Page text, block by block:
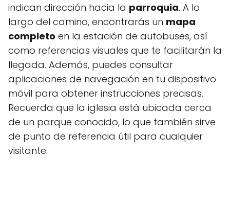
indican dirección hacia la parroquia. A lo
largo del camino, encontrarás un mapa
completo en la estación de autobuses, así
como referencias visuales que te facilitarán la
llegada. Además, puedes consultar
aplicaciones de navegación en tu dispositivo
móvil para obtener instrucciones precisas.
Recuerda que la iglesia está ubicada cerca
de un parque conocido, lo que también sirve
de punto de referencia útil para cualquier
visitante.